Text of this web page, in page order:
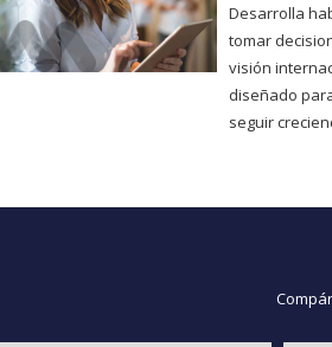
Desarrolla
tomar
visión
diseñado
seguir